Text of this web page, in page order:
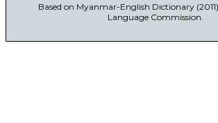
Based on Myanmar-English Dictionary
Language Commission.